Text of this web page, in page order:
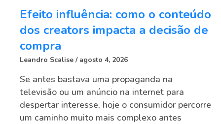
Efeito influência: como o conteúdo
dos creators impacta a decisão de
compra
Leandro Scalise agosto 4, 2026
Se antes bastava uma propaganda na
televisão ou um anúncio na internet para
despertar interesse, hoje o consumidor percorre
um caminho muito mais complexo antes